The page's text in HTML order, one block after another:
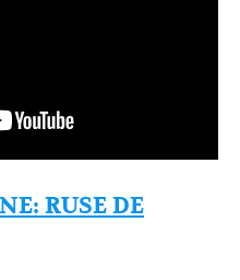
RUSE DE